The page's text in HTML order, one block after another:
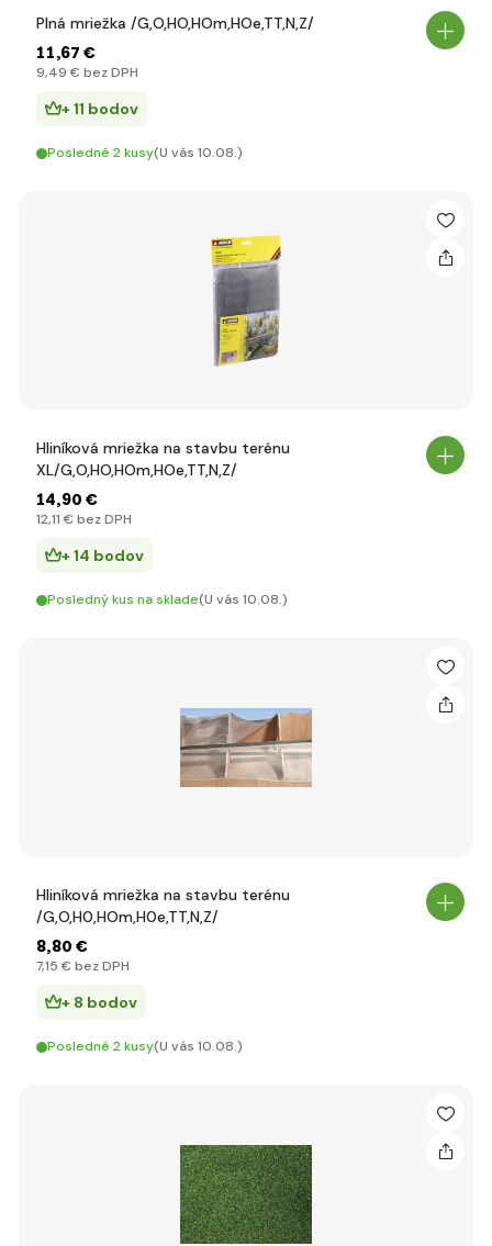
Plná mriežka /G,O,HO,HOm,HOe,TT,N,Z/
11,67 €
9,49 € bez DPH
+ 11 bodov
Posledné 2 kusy(U vás 10.08.)
Hliníková mriežka na stavbu terénu
XL/G,O,HO,HOm,HOe,TT,N,Z/
14,90 €
12,11 € bez DPH
+ 14 bodov
Posledný kus na sklade(U vás 10.08.)
Hliníková mriežka na stavbu terénu
/G,O,H0,HOm,H0e,TT,N,Z/
8,80 €
7,15 € bez DPH
+ 8 bodov
Posledné 2 kusy(U vás 10.08.)